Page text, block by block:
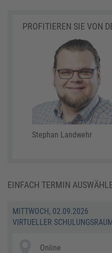
PROFITIEREN SIE VON
Stephan Landwehr
EINFACH TERMIN
MITTWOCH, 02.09.2026
VIRTUELLER
Online